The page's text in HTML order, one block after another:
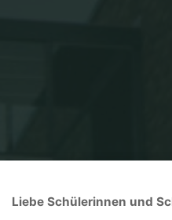
Liebe Schülerinnen und